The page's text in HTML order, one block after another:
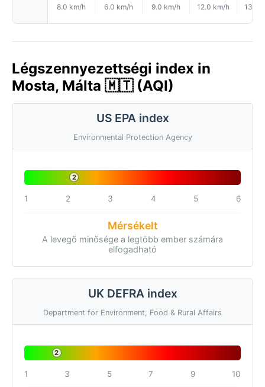
8.0 km/h 6.0 km/h 9.0 km/h 12.0 km/h 13.0
Légszennyezettségi index in
Mosta, Málta 🇲🇹 (AQI)
US EPA index
Environmental Protection Agency
2
1 2 3 4 5 6
Mérsékelt
A levegő minősége a legtöbb ember számára
elfogadható
UK DEFRA index
Department for Environment, Food & Rural Affairs
2
1 3 5 7 9 10